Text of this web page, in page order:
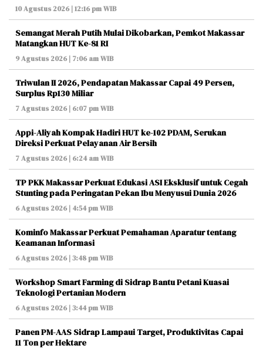
10 Agustus 2026 | 12:16 pm WIB
Semangat Merah Putih Mulai Dikobarkan, Pemkot Makassar
Matangkan HUT Ke-81 RI
9 Agustus 2026 | 7:06 am WIB
Triwulan II 2026, Pendapatan Makassar Capai 49 Persen,
Surplus Rp130 Miliar
7 Agustus 2026 | 6:07 pm WIB
Appi-Aliyah Kompak Hadiri HUT ke-102 PDAM, Serukan
Direksi Perkuat Pelayanan Air Bersih
7 Agustus 2026 | 6:24 am WIB
TP PKK Makassar Perkuat Edukasi ASI Eksklusif untuk Cegah
Stunting pada Peringatan Pekan Ibu Menyusui Dunia 2026
6 Agustus 2026 | 4:54 pm WIB
Kominfo Makassar Perkuat Pemahaman Aparatur tentang
Keamanan Informasi
6 Agustus 2026 | 3:48 pm WIB
Workshop Smart Farming di Sidrap Bantu Petani Kuasai
Teknologi Pertanian Modern
6 Agustus 2026 | 3:44 pm WIB
Panen PM-AAS Sidrap Lampaui Target, Produktivitas Capai
11 Ton per Hektare